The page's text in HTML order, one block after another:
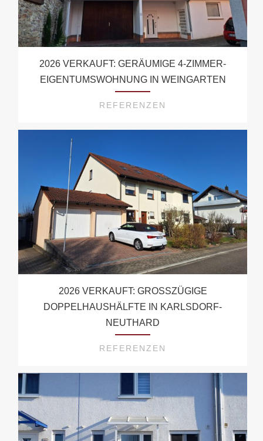
2026 VERKAUFT: GERÄUMIGE 4-ZIMMER-
EIGENTUMSWOHNUNG IN WEINGARTEN
REFERENZEN
2026 VERKAUFT: GROSSZÜGIGE D
OPPELHAUSHÄLFTE IN KARLSDORF-N
EUTHARD
REFERENZEN